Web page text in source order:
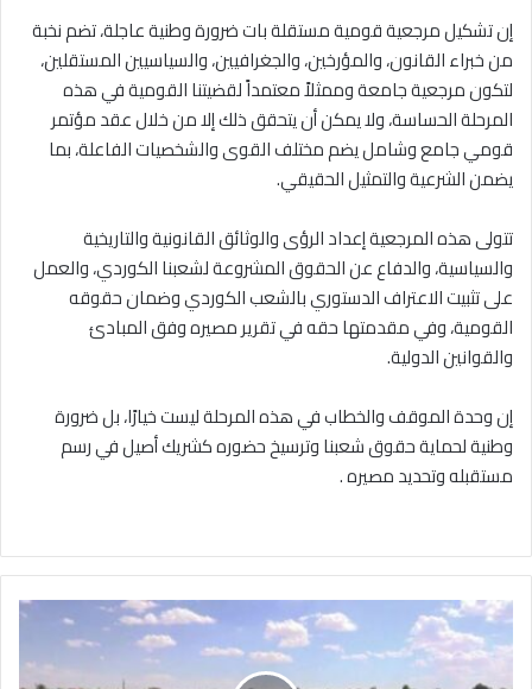
إن تشكيل مرجعية قومية مستقلة بات ضرورة وطنية عاجلة، تضم نخبة
من خبراء القانون، والمؤرخين، والجغرافيين، والسياسيين المستقلين،
لتكون مرجعية جامعة وممثلاً معتمداً لقضيتنا القومية في هذه
المرحلة الحساسة، ولا يمكن أن يتحقق ذلك إلا من خلال عقد مؤتمر
قومي جامع وشامل يضم مختلف القوى والشخصيات الفاعلة، بما
يضمن الشرعية والتمثيل الحقيقي.
تتولى هذه المرجعية إعداد الرؤى والوثائق القانونية والتاريخية
والسياسية، والدفاع عن الحقوق المشروعة لشعبنا الكوردي، والعمل
على تثبيت الاعتراف الدستوري بالشعب الكوردي وضمان حقوقه
القومية، وفي مقدمتها حقه في تقرير مصيره وفق المبادئ
والقوانين الدولية.
إن وحدة الموقف والخطاب في هذه المرحلة ليست خيارًا، بل ضرورة
وطنية لحماية حقوق شعبنا وترسيخ حضوره كشريك أصيل في رسم
مستقبله وتحديد مصيره .
فيضان
الفرات..
خروج